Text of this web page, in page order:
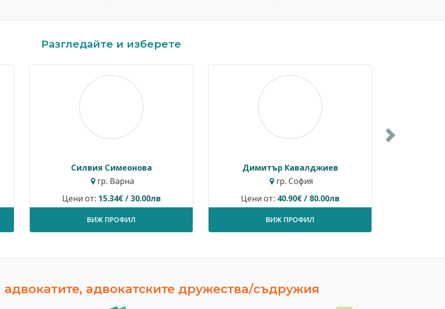
Разгледайте и изберете
Силвия Симеонова
гр. Варна
Цени от:15.34€ / 30.00лв
ВИЖ ПРОФИЛ
Димитър Кавалджиев
гр. София
Цени от:40.90€ / 80.00лв
ВИЖ ПРОФИЛ
адвокатските дружества/съдружия